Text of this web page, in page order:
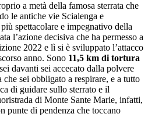
a metà della famosa sterrata che
le antiche vie Scialenga e
spettacolare e impegnativo della
l’azione decisiva che ha permesso a
2022 e lì si è sviluppato l’attacco
anno. Sono 11,5 km di tortura
davanti sei accecato dalla polvere
che sei obbligato a respirare, e a tutto
di guidare sullo sterrato e il
di Monte Sante Marie, infatti,
punte di pendenza che toccano